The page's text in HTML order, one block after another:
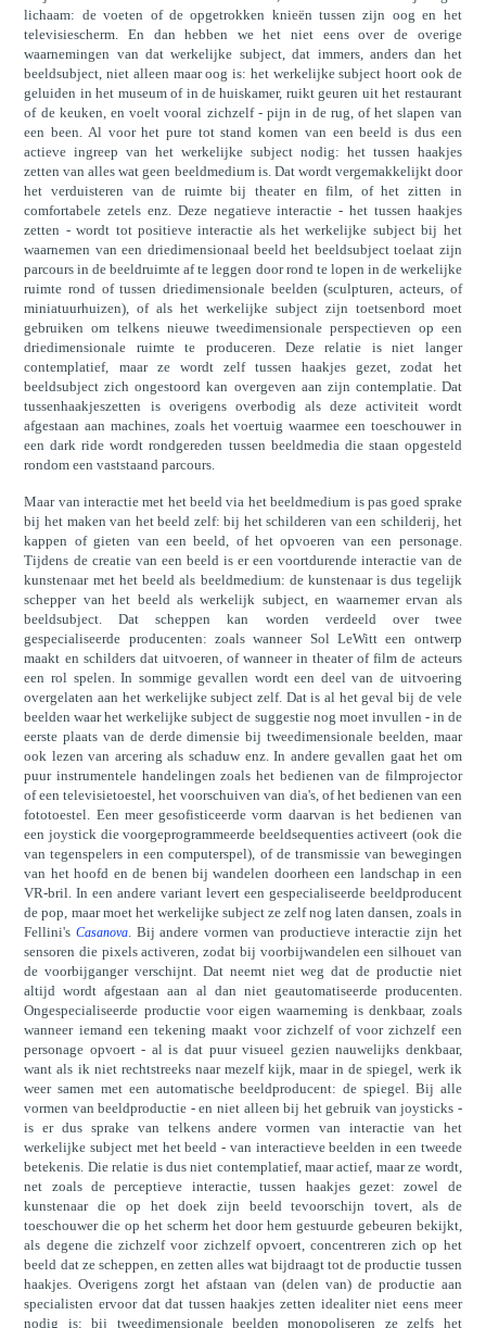
lichaam: de voeten of de opgetrokken knieën tussen zijn oog en het
televisiescherm. En dan hebben we het niet eens over de overige
waarnemingen van dat werkelijke subject, dat immers, anders dan het
beeldsubject, niet alleen maar oog is: het werkelijke subject hoort ook de
geluiden in het museum of in de huiskamer, ruikt geuren uit het restaurant
of de keuken, en voelt vooral zichzelf - pijn in de rug, of het slapen van
een been. Al voor het pure tot stand komen van een beeld is dus een
actieve ingreep van het werkelijke subject nodig: het tussen haakjes
zetten van alles wat geen beeldmedium is. Dat wordt vergemakkelijkt door
het verduisteren van de ruimte bij theater en film, of het zitten in
comfortabele zetels enz. Deze negatieve interactie - het tussen haakjes
zetten - wordt tot positieve interactie als het werkelijke subject bij het
waarnemen van een driedimensionaal beeld het beeldsubject toelaat zijn
parcours in de beeldruimte af te leggen door rond te lopen in de werkelijke
ruimte rond of tussen driedimensionale beelden (sculpturen, acteurs, of
miniatuurhuizen), of als het werkelijke subject zijn toetsenbord moet
gebruiken om telkens nieuwe tweedimensionale perspectieven op een
driedimensionale ruimte te produceren. Deze relatie is niet langer
contemplatief, maar ze wordt zelf tussen haakjes gezet, zodat het
beeldsubject zich ongestoord kan overgeven aan zijn contemplatie. Dat
tussenhaakjeszetten is overigens overbodig als deze activiteit wordt
afgestaan aan machines, zoals het voertuig waarmee een toeschouwer in
een dark ride wordt rondgereden tussen beeldmedia die staan opgesteld
rondom een vaststaand parcours.
Maar van interactie met het beeld via het beeldmedium is pas goed sprake
bij het maken van het beeld zelf: bij het schilderen van een schilderij, het
kappen of gieten van een beeld, of het opvoeren van een personage.
Tijdens de creatie van een beeld is er een voortdurende interactie van de
kunstenaar met het beeld als beeldmedium: de kunstenaar is dus tegelijk
schepper van het beeld als werkelijk subject, en waarnemer ervan als
beeldsubject. Dat scheppen kan worden verdeeld over twee
gespecialiseerde producenten: zoals wanneer Sol LeWitt een ontwerp
maakt en schilders dat uitvoeren, of wanneer in theater of film de acteurs
een rol spelen. In sommige gevallen wordt een deel van de uitvoering
overgelaten aan het werkelijke subject zelf. Dat is al het geval bij de vele
beelden waar het werkelijke subject de suggestie nog moet invullen - in de
eerste plaats van de derde dimensie bij tweedimensionale beelden, maar
ook lezen van arcering als schaduw enz. In andere gevallen gaat het om
puur instrumentele handelingen zoals het bedienen van de filmprojector
of een televisietoestel, het voorschuiven van dia's, of het bedienen van een
fototoestel. Een meer gesofisticeerde vorm daarvan is het bedienen van
een joystick die voorgeprogrammeerde beeldsequenties activeert (ook die
van tegenspelers in een computerspel), of de transmissie van bewegingen
van het hoofd en de benen bij wandelen doorheen een landschap in een
VR-bril. In een andere variant levert een gespecialiseerde beeldproducent
de pop, maar moet het werkelijke subject ze zelf nog laten dansen, zoals in
Fellini's Casanova. Bij andere vormen van productieve interactie zijn het
sensoren die pixels activeren, zodat bij voorbijwandelen een silhouet van
de voorbijganger verschijnt. Dat neemt niet weg dat de productie niet
altijd wordt afgestaan aan al dan niet geautomatiseerde producenten.
Ongespecialiseerde productie voor eigen waarneming is denkbaar, zoals
wanneer iemand een tekening maakt voor zichzelf of voor zichzelf een
personage opvoert - al is dat puur visueel gezien nauwelijks denkbaar,
want als ik niet rechtstreeks naar mezelf kijk, maar in de spiegel, werk ik
weer samen met een automatische beeldproducent: de spiegel. Bij alle
vormen van beeldproductie - en niet alleen bij het gebruik van joysticks -
is er dus sprake van telkens andere vormen van interactie van het
werkelijke subject met het beeld - van interactieve beelden in een tweede
betekenis. Die relatie is dus niet contemplatief, maar actief, maar ze wordt,
net zoals de perceptieve interactie, tussen haakjes gezet: zowel de
kunstenaar die op het doek zijn beeld tevoorschijn tovert, als de
toeschouwer die op het scherm het door hem gestuurde gebeuren bekijkt,
als degene die zichzelf voor zichzelf opvoert, concentreren zich op het
beeld dat ze scheppen, en zetten alles wat bijdraagt tot de productie tussen
haakjes. Overigens zorgt het afstaan van (delen van) de productie aan
specialisten ervoor dat dat tussen haakjes zetten idealiter niet eens meer
nodig is: bij tweedimensionale beelden monopoliseren ze zelfs het